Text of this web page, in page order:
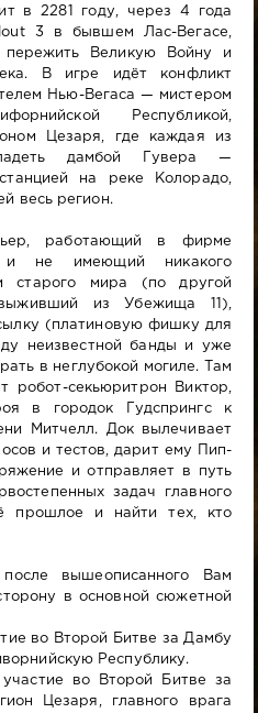
в 2281 году, через 4 года
3 в бывшем Лас-Вегасе,
пережить Великую Войну и
В игре идёт конфликт
Нью-Вегаса — мистером
Республикой,
Цезаря, где каждая из
дамбой Гувера —
на реке Колорадо,
весь регион.
работающий в фирме
и не имеющий никакого
старого мира (по другой
из Убежища 11),
(платиновую фишку для
неизвестной банды и уже
в неглубокой могиле. Там
робот-секьюритрон Виктор,
в городок Гудспрингс к
Митчелл. Док вылечивает
и тестов, дарит ему Пип-
и отправляет в путь
задач главного
прошлое и найти тех, кто
вышеописанного Вам
в основной сюжетной
во Второй Битве за Дамбу
Республику.
во Второй Битве за
Цезаря, главного врага